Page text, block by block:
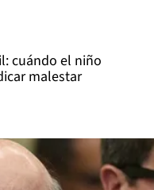
cuándo el niño
malestar